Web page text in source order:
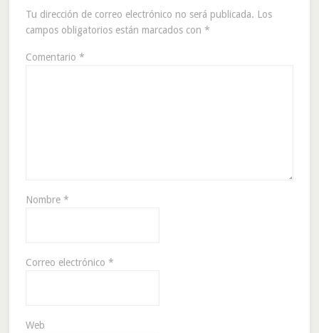
Tu dirección de correo electrónico no será publicada. Los
campos obligatorios están marcados con *
Comentario *
Nombre *
Correo electrónico *
Web